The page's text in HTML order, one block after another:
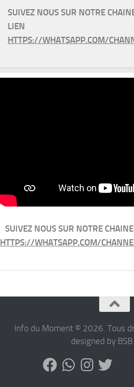
SUIVEZ NOUS SUR NOTRE
LIEN
HTTPS://WHATSAPP.COM/
SUIVEZ NOUS SUR NOTRE
HTTPS://WHATSAPP.COM/
Info du Moment © 2026. Tous
designed by